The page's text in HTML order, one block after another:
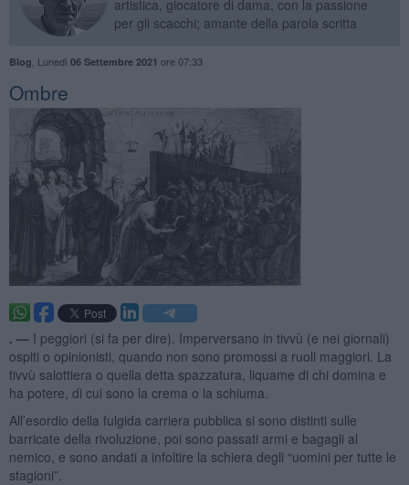
artistica, giocatore di dama, con la passione
per gli scacchi; amante della parola scritta
Blog Lunedì 06 Settembre 2021 ore 07:33
Ombre
. — I peggiori (si fa per dire). Imperversano in tivvù (e nei giornali)
ospiti o opinionisti, quando non sono promossi a ruoli maggiori. La
tivvù salottiera o quella detta spazzatura, liquame di chi domina e
ha potere, di cui sono la crema o la schiuma.
All’esordio della fulgida carriera pubblica si sono distinti sulle
barricate della rivoluzione, poi sono passati armi e bagagli al
nemico, e sono andati a infoltire la schiera degli “uomini per tutte le
stagioni”.